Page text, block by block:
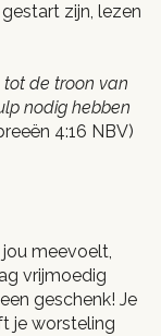
zijn, lezen
tot de troon van
nodig hebben
4:16 NBV)
meevoelt,
vrijmoedig
geschenk! Je
je worsteling